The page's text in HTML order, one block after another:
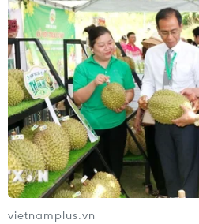
vietnamplus.vn